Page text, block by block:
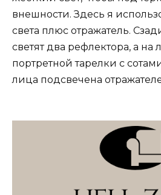
внешности. Здесь я
света плюс отражатель.
светят два рефлектора, а на
портретной тарелки с
лица подсвечена